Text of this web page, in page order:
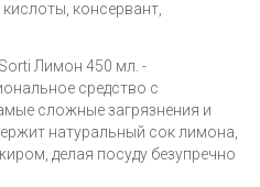
консервант,
Лимон 450 мл. -
средство с
сложные загрязнения и
натуральный сок лимона,
делая посуду безупречно